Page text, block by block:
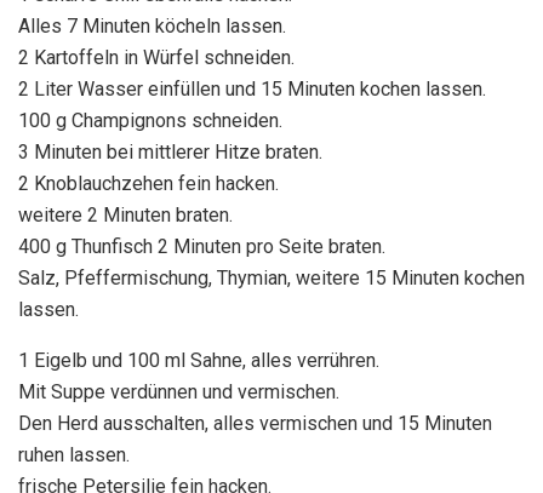
Alles 7 Minuten köcheln lassen.
2 Kartoffeln in Würfel schneiden.
2 Liter Wasser einfüllen und 15 Minuten kochen lassen.
100 g Champignons schneiden.
3 Minuten bei mittlerer Hitze braten.
2 Knoblauchzehen fein hacken.
weitere 2 Minuten braten.
400 g Thunfisch 2 Minuten pro Seite braten.
Salz, Pfeffermischung, Thymian, weitere 15 Minuten kochen
lassen.
1 Eigelb und 100 ml Sahne, alles verrühren.
Mit Suppe verdünnen und vermischen.
Den Herd ausschalten, alles vermischen und 15 Minuten
ruhen lassen.
frische Petersilie fein hacken.